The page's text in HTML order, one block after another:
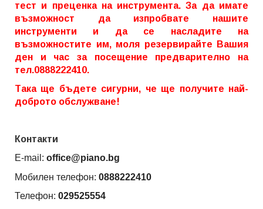
тест и преценка на инструмента. За да имате
възможност да изпробвате нашите
инструменти и да се насладите на
възможностите им, моля резервирайте Вашия
ден и час за посещение предварително на
тел.0888222410.
Така ще бъдете сигурни, че ще получите най-
доброто обслужване!
Контакти
E-mail: office@piano.bg
Мобилен телефон: 0888222410
Телефон: 029525554